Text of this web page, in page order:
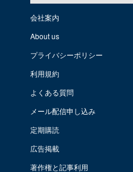
会社案内
About us
プライバシーポリシー
利用規約
よくある質問
メール配信申し込み
定期購読
広告掲載
著作権と記事利用